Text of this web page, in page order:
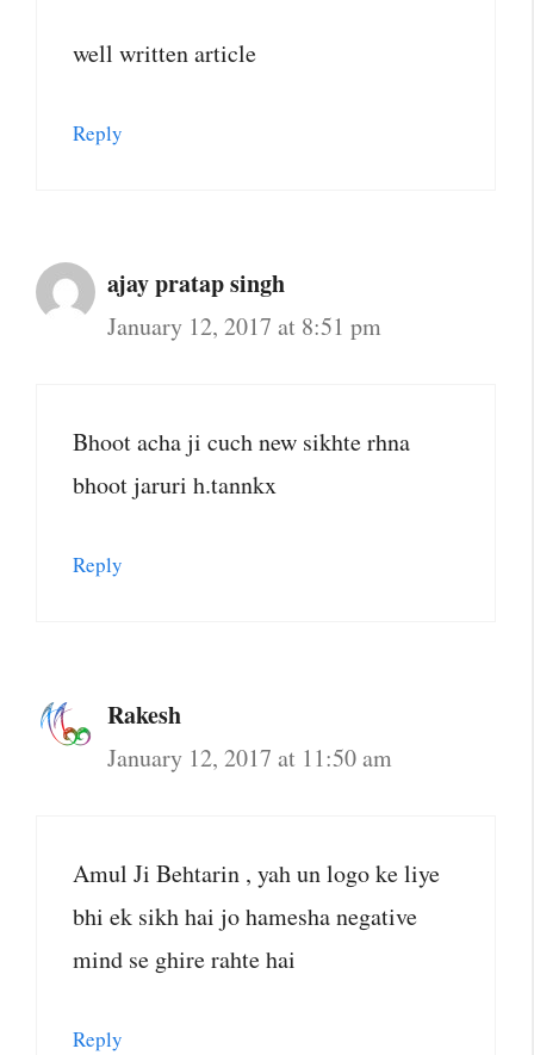
well written article
Reply
ajay pratap singh
January 12, 2017 at 8:51 pm
Bhoot acha ji cuch new sikhte rhna
bhoot jaruri h.tannkx
Reply
Rakesh
January 12, 2017 at 11:50 am
Amul Ji Behtarin , yah un logo ke liye
bhi ek sikh hai jo hamesha negative
mind se ghire rahte hai
Reply